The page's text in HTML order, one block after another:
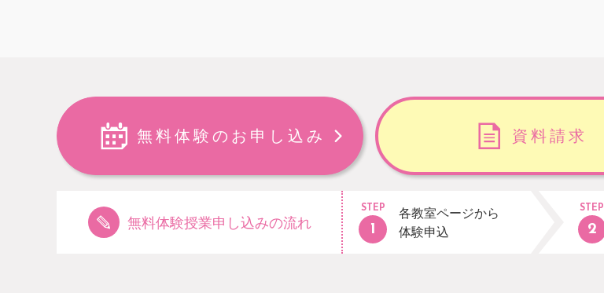
無料体験のお申し込み 資料請求
無料体験授業申し込みの流れ
STEP
各教室ページから
体験申込
STEP